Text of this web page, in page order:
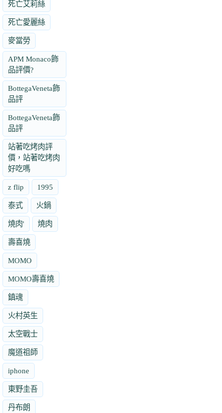
死亡艾莉絲
死亡愛麗絲
麥當勞
APM Monaco飾
品評價?
BottegaVeneta飾
品評
BottegaVeneta飾
品評
站著吃烤肉評
價，站著吃烤肉
好吃嗎
z flip 1995
泰式 火鍋
燒肉' 燒肉
壽喜燒
MOMO
MOMO壽喜燒
鎮魂
火村英生
太空戰士
魔道祖師
iphone
東野圭吾
丹布朗